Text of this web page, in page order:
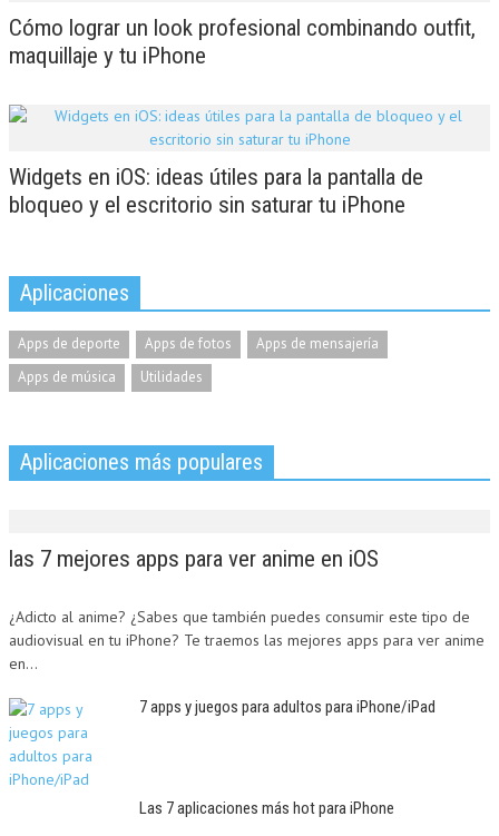
Cómo lograr un look profesional combinando outfit,
maquillaje y tu iPhone
Widgets en iOS: ideas útiles para la pantalla de
bloqueo y el escritorio sin saturar tu iPhone
Aplicaciones
Apps de deporte Apps de fotos
Apps de mensajería
Apps de música
Utilidades
Aplicaciones más populares
las 7 mejores apps para ver anime en iOS
¿Adicto al anime? ¿Sabes que también puedes consumir este tipo de
audiovisual en tu iPhone? Te traemos las mejores apps para ver anime
en...
7 apps y juegos para adultos para iPhone/iPad
Las 7 aplicaciones más hot para iPhone